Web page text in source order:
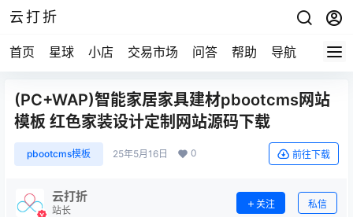
云打折
首页 星球 小店 交易市场 问答 帮助 导航 快报
(PC+WAP)智能家居家具建材pbootcms网站
模板 红色家装设计定制网站源码下载
pbootcms模板 25年5月16日 0 前往下载
云打折
站长
关注 私信